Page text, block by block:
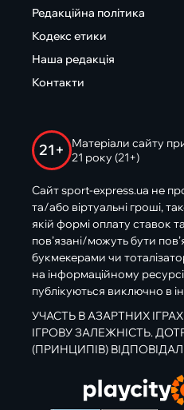
Редакційна політика
Кодекс етики
Наша редакція
Контакти
21+
Матеріали сайту
21 року (21+)
Сайт sport-express.ua не
та/або віртуальні гроші,
якій формі оплату ставок
пов’язані/можуть бути
букмекерами чи
на інформаційному
публікуються виключно в
УЧАСТЬ В АЗАРТНИХ
ІГРОВУ ЗАЛЕЖНІСТЬ.
(ПРИНЦИПІВ)